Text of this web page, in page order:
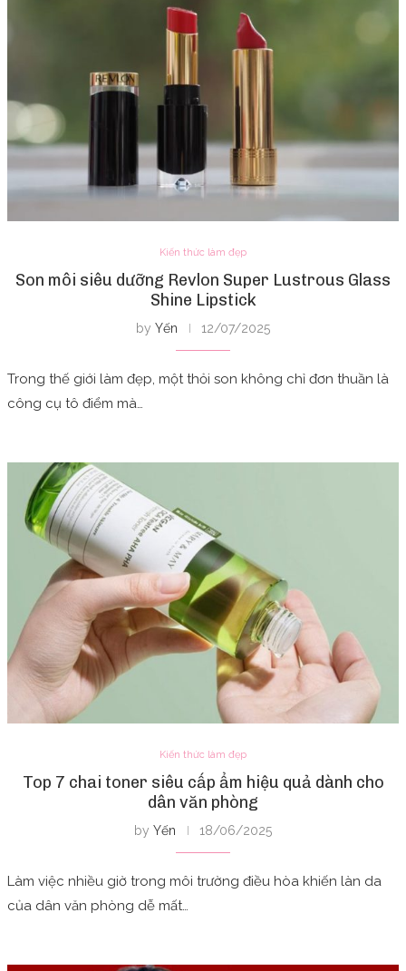
Kiến thức làm đẹp
Son môi siêu dưỡng Revlon Super Lustrous Glass
Shine Lipstick
by Yến 12/07/2025
Trong thế giới làm đẹp, một thỏi son không chỉ đơn thuần là
công cụ tô điểm mà…
Kiến thức làm đẹp
Top 7 chai toner siêu cấp ẩm hiệu quả dành cho
dân văn phòng
by Yến 18/06/2025
Làm việc nhiều giờ trong môi trường điều hòa khiến làn da
của dân văn phòng dễ mất…